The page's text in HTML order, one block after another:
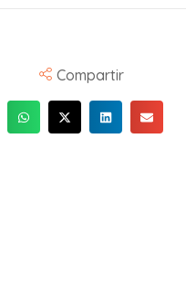
Compartir